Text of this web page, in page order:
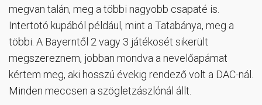
megvan talán, meg a többi nagyobb csapaté is.
Intertotó kupából például, mint a Tatabánya, meg a
többi. A Bayerntől 2 vagy 3 játékosét sikerült
megszereznem, jobban mondva a nevelőapámat
kértem meg, aki hosszú évekig rendező volt a DAC-nál.
Minden meccsen a szögletzászlónál állt.